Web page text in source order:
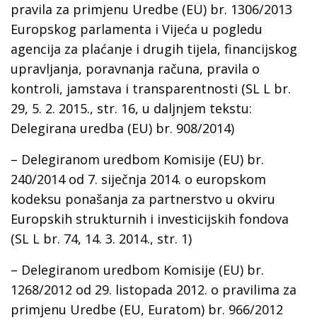
pravila za primjenu Uredbe (EU) br. 1306/2013
Europskog parlamenta i Vijeća u pogledu
agencija za plaćanje i drugih tijela, financijskog
upravljanja, poravnanja računa, pravila o
kontroli, jamstava i transparentnosti (SL L br.
29, 5. 2. 2015., str. 16, u daljnjem tekstu:
Delegirana uredba (EU) br. 908/2014)
– Delegiranom uredbom Komisije (EU) br.
240/2014 оd 7. siječnja 2014. o europskom
kodeksu ponašanja za partnerstvo u okviru
Europskih strukturnih i investicijskih fondova
(SL L br. 74, 14. 3. 2014., str. 1)
– Delegiranom uredbom Komisije (EU) br.
1268/2012 od 29. listopada 2012. o pravilima za
primjenu Uredbe (EU, Euratom) br. 966/2012